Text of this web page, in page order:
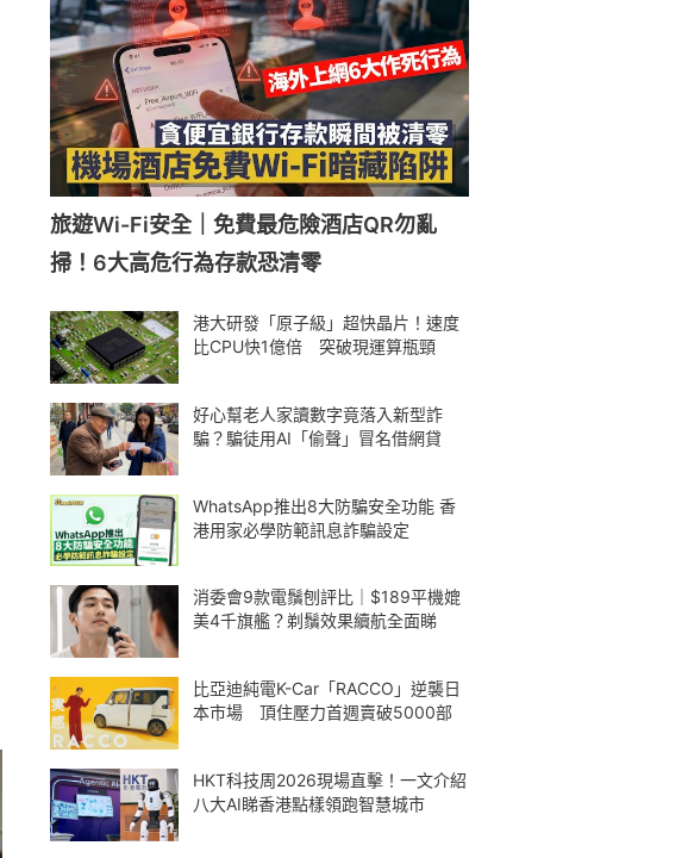
旅遊Wi-Fi安全｜免費最危險酒店QR勿亂
掃！6大高危行為存款恐清零
港大研發「原子級」超快晶片！速度
比CPU快1億倍 突破現運算瓶頸
好心幫老人家讀數字竟落入新型詐
騙？騙徒用AI「偷聲」冒名借網貸
WhatsApp推出8大防騙安全功能 香
港用家必學防範訊息詐騙設定
消委會9款電鬚刨評比｜$189平機媲
美4千旗艦？剃鬚效果續航全面睇
比亞迪純電K-Car「RACCO」逆襲日
本市場 頂住壓力首週賣破5000部
HKT科技周2026現場直擊！一文介紹
八大AI睇香港點樣領跑智慧城市